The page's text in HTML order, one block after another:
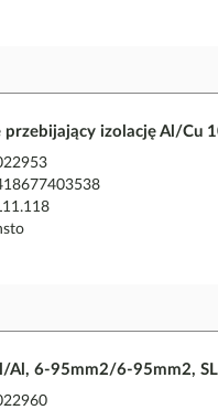
izolację Al/Cu
Al, 6-95mm2/6-95mm2,